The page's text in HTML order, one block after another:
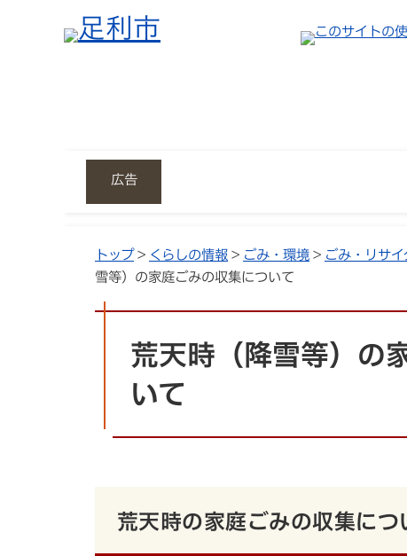
広告
トップ> くらしの情報 > ごみ・環境 > ごみ・リサイ
雪等）の家庭ごみの収集について
荒天時（降雪等）の
いて
荒天時の家庭ごみの収集につ